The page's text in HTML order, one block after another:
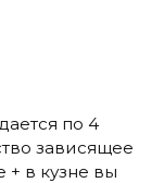
по 4
зависящее
+ в кузне вы